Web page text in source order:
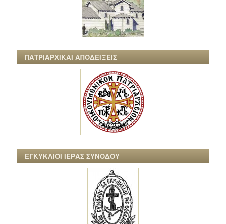
ΠΑΤΡΙΑΡΧΙΚΑΙ ΑΠΟΔΕΙΞΕΙΣ
ΕΓΚΥΚΛΙΟΙ ΙΕΡΑΣ ΣΥΝΟΔΟΥ